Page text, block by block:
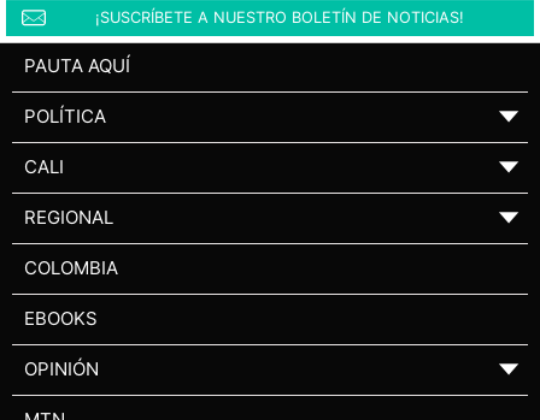
¡SUSCRÍBETE A NUESTRO BOLETÍN DE NOTICIAS!
PAUTA AQUÍ
POLÍTICA ▼
CALI ▼
REGIONAL ▼
COLOMBIA
EBOOKS
OPINIÓN ▼